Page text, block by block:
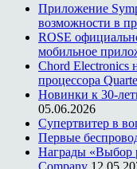
Приложение
возможности в
ROSE
мобильное
Chord Electronics
процессора
Новинки к 30-
05.06.2026
Супертвитер в
Первые
Награды «Выбор
Company